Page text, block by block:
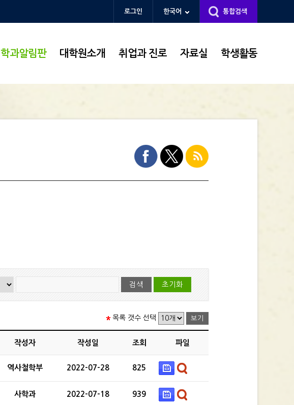
로그인 한국어 통합검색
학과알림판 대학원소개 취업과 진로 자료실 학생활동
목록 갯수 선택
작성자 작성일 조회 파일
역사철학부 2022-07-28 825
사학과 2022-07-18 939